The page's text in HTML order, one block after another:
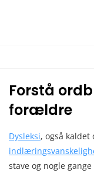
Forstå
forældre
Dysleksi, også
stave og nogle gange